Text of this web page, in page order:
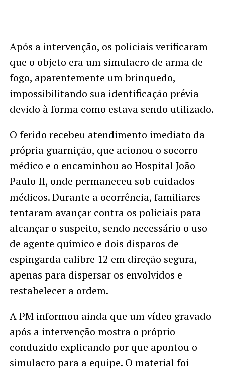
Após a intervenção, os policiais verificaram
que o objeto era um simulacro de arma de
fogo, aparentemente um brinquedo,
impossibilitando sua identificação prévia
devido à forma como estava sendo utilizado.
O ferido recebeu atendimento imediato da
própria guarnição, que acionou o socorro
médico e o encaminhou ao Hospital João
Paulo II, onde permaneceu sob cuidados
médicos. Durante a ocorrência, familiares
tentaram avançar contra os policiais para
alcançar o suspeito, sendo necessário o uso
de agente químico e dois disparos de
espingarda calibre 12 em direção segura,
apenas para dispersar os envolvidos e
restabelecer a ordem.
A PM informou ainda que um vídeo gravado
após a intervenção mostra o próprio
conduzido explicando por que apontou o
simulacro para a equipe. O material foi